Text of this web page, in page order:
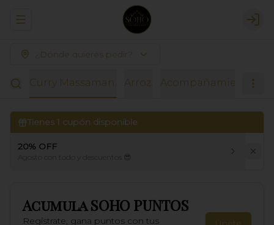
Abrir menu de navegación
¿Dónde quieres pedir?
Curry Massaman. Arroz. Acompañamientos.
Tienes 1 cupón disponible
20% OFF
Agosto con todo y descuentos 😎
AcumulaSOHO PUNTOS
Regístrate, gana puntos con tus